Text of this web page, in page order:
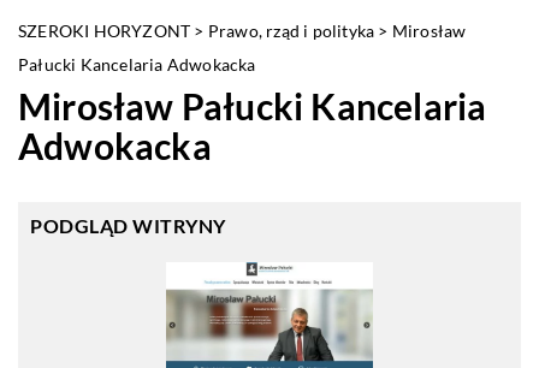
SZEROKI HORYZONT > Prawo, rząd i polityka > Mirosław
Pałucki Kancelaria Adwokacka
Mirosław Pałucki Kancelaria
Adwokacka
PODGLĄD WITRYNY